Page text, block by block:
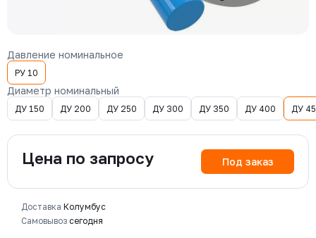
Давление номинальное
РУ 10
Диаметр номинальный
ДУ 150 ДУ 200 ДУ 250 ДУ 300 ДУ 350 ДУ 400 ДУ
Цена по запросу Под заказ
Доставка Колумбус
Самовывоз сегодня